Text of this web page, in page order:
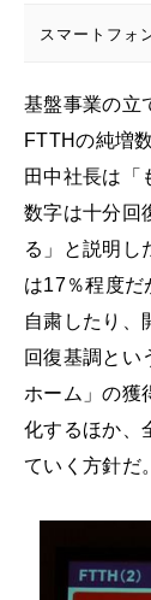
スマートフォ
基盤事業の立
FTTHの純増
田中社長は「
数字は十分回
る」と説明し
は17％程度だ
自粛したり、
回復基調とい
ホーム」の獲
化するほか、
ていく方針だ。